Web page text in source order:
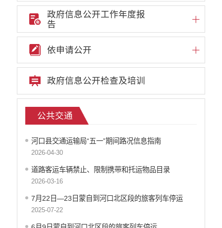
通知公告
重点领域信息公开
行政许可
行政处罚和行政强制
行政事业性收费
政府集中采购
公务员招录
建议提案办理答复
减税降费
重大决策
维稳就业
乡村振兴
养老服务
生态环境
义务教育
医疗卫生
政府信息公开工作年度报
告
依申请公开
政府信息公开检查及培训
公共交通
河口县交通运输局“五一”期间路况信息指南
2026-04-30
道路客运车辆禁止、限制携带和托运物品目录
2026-03-16
7月22日—23日蒙自到河口北区段的旅客列车停运
2025-07-22